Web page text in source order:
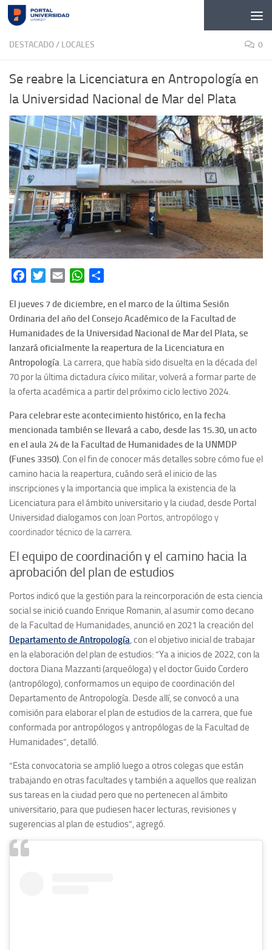
Skip to content
DESTACADO/ LOCALES 0
Se reabre la Licenciatura en Antropología en
la Universidad Nacional de Mar del Plata
FacebookTwitterEmail WhatsApp
El jueves 7 de diciembre, en el marco de la última Sesión
Ordinaria del año del Consejo Académico de la Facultad de
Humanidades de la Universidad Nacional de Mar del Plata, se
lanzará oficialmente la reapertura de la Licenciatura en
Antropología. La carrera, que había sido disuelta en la década del
70 por la última dictadura cívico militar, volverá a formar parte de
la oferta académica a partir del próximo ciclo lectivo 2024.
Para celebrar este acontecimiento histórico, en la fecha
mencionada también se llevará a cabo, desde las 15.30, un acto
en el aula 24 de la Facultad de Humanidades de la UNMDP
(Funes 3350). Con el fin de conocer más detalles sobre cómo fue el
camino hacia la reapertura, cuándo será el inicio de las
inscripciones y la importancia que implica la existencia de la
Licenciatura para el ámbito universitario y la ciudad, desde Portal
Universidad dialogamos con Joan Portos, antropólogo y
coordinador técnico de la carrera.
El equipo de coordinación y el camino hacia la
aprobación del plan de estudios
Portos indicó que la gestión para la reincorporación de esta ciencia
social se inició cuando Enrique Romanin, al asumir como decano
de la Facultad de Humanidades, anunció en 2021 la creación del
Departamento de Antropología, con el objetivo inicial de trabajar
en la elaboración del plan de estudios: “Ya a inicios de 2022, con la
doctora Diana Mazzanti (arqueóloga) y el doctor Guido Cordero
(antropólogo), conformamos un equipo de coordinación del
Departamento de Antropología. Desde allí, se convocó a una
comisión para elaborar el plan de estudios de la carrera, que fue
conformada por antropólogos y antropólogas de la Facultad de
Humanidades”, detalló.
“Esta convocatoria se amplió luego a otros colegas que están
trabajando en otras facultades y también a aquellos que realizan
sus tareas en la ciudad pero que no pertenecen al ámbito
universitario, para que pudiesen hacer lecturas, revisiones y
sugerencias al plan de estudios”, agregó.